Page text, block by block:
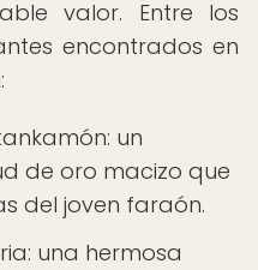
valor. Entre los
encontrados en
un
de oro macizo que
del joven faraón.
una hermosa